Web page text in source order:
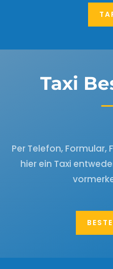
Taxi
Per Telefon, Formular,
hier ein Taxi